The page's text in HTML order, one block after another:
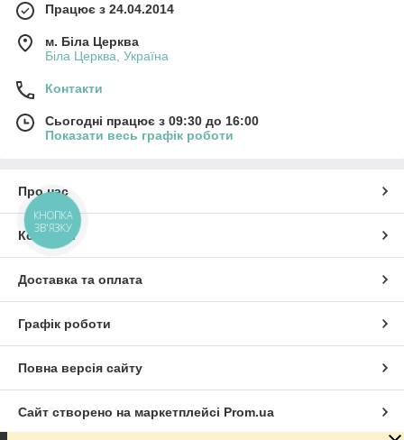
Працює з 24.04.2014
м. Біла Церква
Біла Церква, Україна
Контакти
Сьогодні працює з 09:30 до 16:00
Показати весь графік роботи
Про нас
Контакти
Доставка та оплата
Графік роботи
Повна версія сайту
Сайт створено на маркетплейсі Prom.ua
КНОПКА
ЗВ'ЯЗКУ